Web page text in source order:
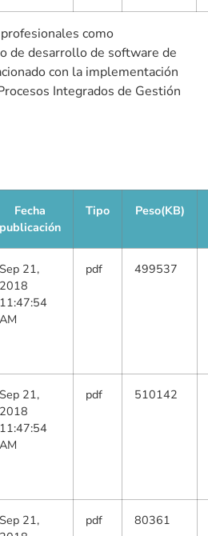
como
de desarrollo de software de
con la implementación
Integrados de Gestión
Fecha
publicación
Tipo Peso(KB)
Sep 21,
2018
11:47:54
AM
pdf 499537
Sep 21,
2018
11:47:54
AM
pdf 510142
Sep 21,
pdf 80361